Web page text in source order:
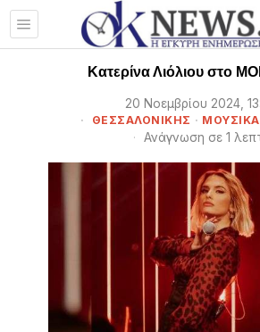
Κατερίνα Λιόλιου στο
20 Νοεμβρίου 2024,
ΘΕΣΣΑΛΟΝΊΚΗΣ ·
Ανάγνωση σε 1